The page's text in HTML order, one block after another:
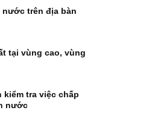
trên địa bàn
tại vùng cao, vùng
tra việc chấp
nước